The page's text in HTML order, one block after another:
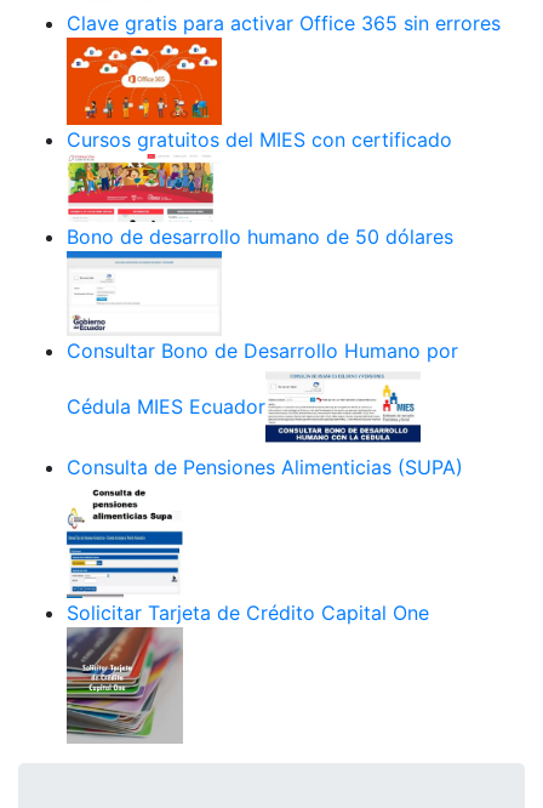
Clave gratis para activar Office 365 sin errores
Cursos gratuitos del MIES con certificado
Bono de desarrollo humano de 50 dólares
Consultar Bono de Desarrollo Humano por
Cédula MIES Ecuador
Consulta de Pensiones Alimenticias (SUPA)
Solicitar Tarjeta de Crédito Capital One